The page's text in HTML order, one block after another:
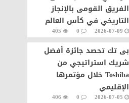
الفريق القومى بالإنجاز
التاريخي في كأس العالم
2026-07-09
0
405
بى تك تحصد جائزة أفضل
شريك استراتيجي من
Toshiba خلال مؤتمرها
الإقليمي
2026-07-05
0
406